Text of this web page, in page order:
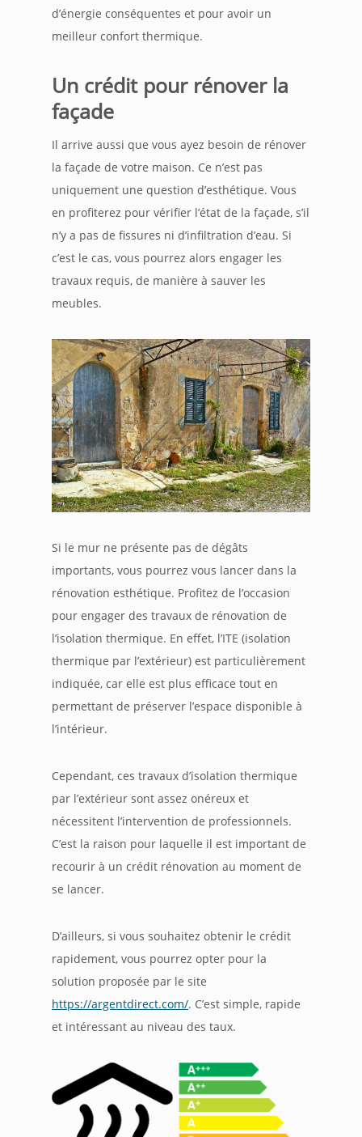
d’énergie conséquentes et pour avoir un
meilleur confort thermique.
Un crédit pour rénover la
façade
Il arrive aussi que vous ayez besoin de rénover
la façade de votre maison. Ce n’est pas
uniquement une question d’esthétique. Vous
en profiterez pour vérifier l’état de la façade, s’il
n’y a pas de fissures ni d’infiltration d’eau. Si
c’est le cas, vous pourrez alors engager les
travaux requis, de manière à sauver les
meubles.
Si le mur ne présente pas de dégâts
importants, vous pourrez vous lancer dans la
rénovation esthétique. Profitez de l’occasion
pour engager des travaux de rénovation de
l’isolation thermique. En effet, l’ITE (isolation
thermique par l’extérieur) est particulièrement
indiquée, car elle est plus efficace tout en
permettant de préserver l’espace disponible à
l’intérieur.
Cependant, ces travaux d’isolation thermique
par l’extérieur sont assez onéreux et
nécessitent l’intervention de professionnels.
C’est la raison pour laquelle il est important de
recourir à un crédit rénovation au moment de
se lancer.
D’ailleurs, si vous souhaitez obtenir le crédit
rapidement, vous pourrez opter pour la
solution proposée par le site
https://argentdirect.com/. C’est simple, rapide
et intéressant au niveau des taux.